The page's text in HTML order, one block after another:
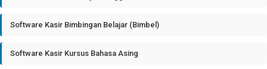
Software Kasir Bimbingan Belajar (Bimbel)
Software Kasir Kursus Bahasa Asing